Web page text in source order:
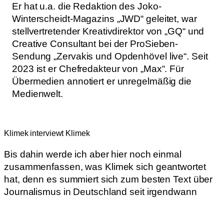
Er hat u.a. die Redaktion des Joko-
Winterscheidt-Magazins „JWD“ geleitet, war
stellvertretender Kreativ­direktor von „GQ“ und
Creative Consultant bei der ProSieben-
Sendung „Zervakis und Opdenhövel live“. Seit
2023 ist er Chefredakteur von „Max“. Für
Übermedien annotiert er unregelmäßig die
Medienwelt.
Klimek interviewt Klimek
Bis dahin werde ich aber hier noch einmal
zusammenfassen, was Klimek sich geantwortet
hat, denn es summiert sich zum besten Text über
Journalismus in Deutschland seit irgendwann